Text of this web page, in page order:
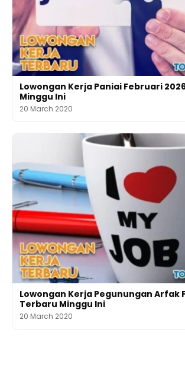
Lowongan Kerja Paniai Februari
Minggu Ini
20 March 2020
Lowongan Kerja Pegunungan Arfak
Terbaru Minggu Ini
20 March 2020